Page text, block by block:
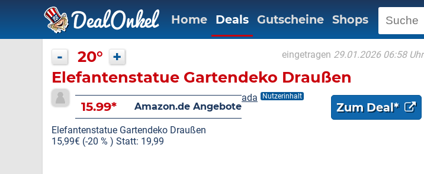
Home Deals Gutscheine Shops
- 20° + eingetragen 29.01.2026 06:58 Uhr
Elefantenstatue Gartendeko Draußen
ada Nutzerinhalt
Zum Deal*
15.99* Amazon.de Angebote
Elefantenstatue Gartendeko Draußen
15,99€ (-20 % ) Statt: 19,99